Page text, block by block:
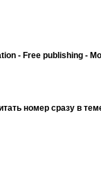
- Free publishing -
номер сразу в